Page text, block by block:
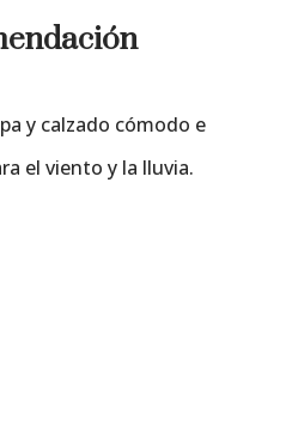
y calzado cómodo e
el viento y la lluvia.